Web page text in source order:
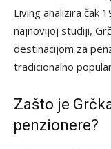
Living analizira čak
najnovijoj studiji,
destinacijom za
tradicionalno
Zašto je
penzionere?